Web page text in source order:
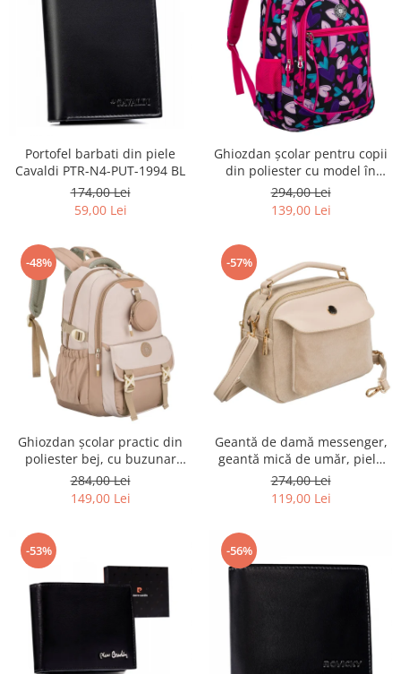
Portofel barbati din piele
Cavaldi PTR-N4-PUT-1994 BL
174,00 Lei
59,00 Lei
Ghiozdan școlar pentru copii
din poliester cu model în
formă de inimă - Peterson
PTR-PTN BIEDRONKA G54
294,00 Lei
139,00 Lei
-48%
Ghiozdan școlar practic din
poliester bej, cu buzunar
suplimentar și spațiu pentru
o sticlă de apă - Peterson PTR-
PTN 8610-1341 BEIGE
284,00 Lei
149,00 Lei
-57%
Geantă de damă messenger,
geantă mică de umăr, piele
ecologică, geantă bej cu
fermoar la modă - Peterson
PTR-PTN MX02-P-7717-D.BE
274,00 Lei
119,00 Lei
-53% -56%